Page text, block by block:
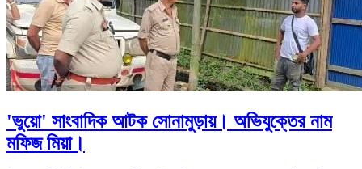
'ভুয়ো' সাংবাদিক আটক সোনামুড়ায়। অভিযুক্তের নাম
মফিজ মিয়া।